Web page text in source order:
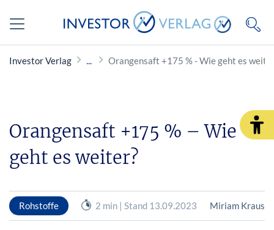
Investor Verlag Orangensaft +175 % - Wie geht es
Orangensaft +175 % – Wie
geht es weiter?
Rohstoffe 2 min | Stand 13.09.2023 Miriam Kraus